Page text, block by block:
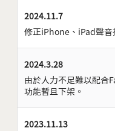
2024.11.7
修正iPhone、iPad聲音
2024.3.28
由於人力不足難以配合
功能暫且下架。
2023.11.13